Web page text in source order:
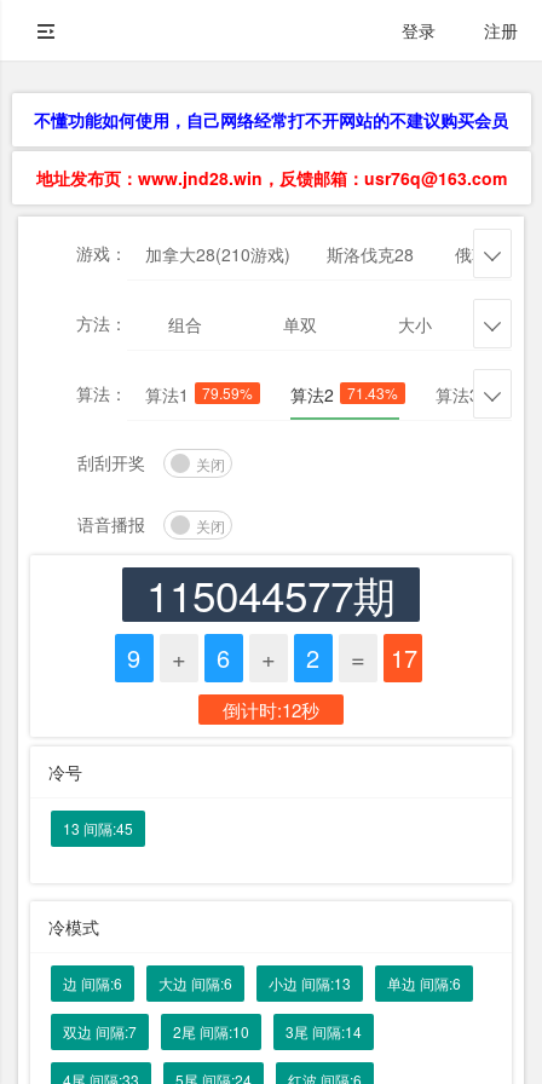
登录 注册
不懂功能如何使用，自己网络经常打不开网站的不建议购买会员
地址发布页：www.jnd28.win，反馈邮箱：usr76q@163.com
游戏： 加拿大28(210游戏) 斯洛伐克28 俄勒冈28

方法： 组合 单双 大小 
算法： 算法1 79.59% 算法2 71.43% 算法3 81.63%

刮刮开奖 关闭
语音播报 关闭
115044577期
9 + 6 + 2 = 17
倒计时:12秒
冷号
13 间隔:45
冷模式
边 间隔:6 大边 间隔:6 小边 间隔:13 单边 间隔:6
双边 间隔:7 2尾 间隔:10 3尾 间隔:14
4尾 间隔:33 5尾 间隔:24 红波 间隔:6